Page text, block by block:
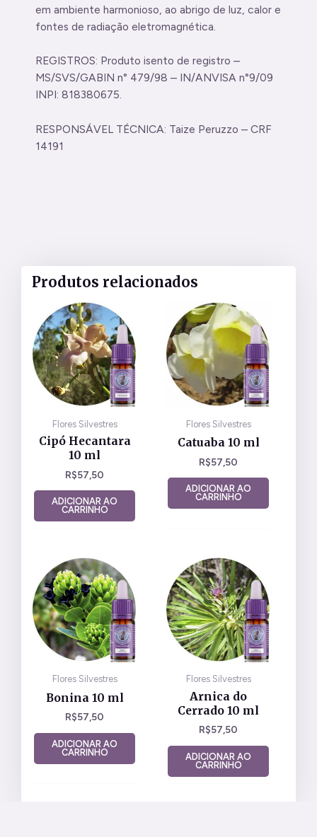
em ambiente harmonioso, ao abrigo de luz, calor e
fontes de radiação eletromagnética.
REGISTROS: Produto isento de registro –
MS/SVS/GABIN n° 479/98 – IN/ANVISA n°9/09
INPI: 818380675.
RESPONSÁVEL TÉCNICA: Taize Peruzzo – CRF
14191
Produtos relacionados
Flores Silvestres
Cipó Hecantara
10 ml
R$57,50
ADICIONAR AO
CARRINHO
Flores Silvestres
Catuaba 10 ml
R$57,50
ADICIONAR AO
CARRINHO
Flores Silvestres
Bonina 10 ml
R$57,50
ADICIONAR AO
CARRINHO
Flores Silvestres
Arnica do
Cerrado 10 ml
R$57,50
ADICIONAR AO
CARRINHO